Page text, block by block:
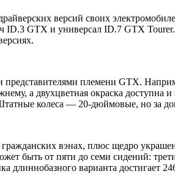
версий своих
ID.3 GTX и универсал ID.7 GTX
племени GTX.
а двухцветная окраска
колеса — 20-дюймовые, но за
вэнах, плюс щедро
быть от пяти до семи сидений:
варианта достигает